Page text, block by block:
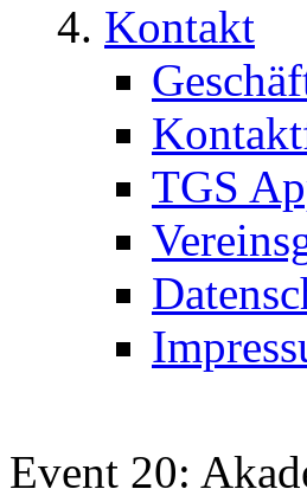
Kontakt
TGS
Event 20: